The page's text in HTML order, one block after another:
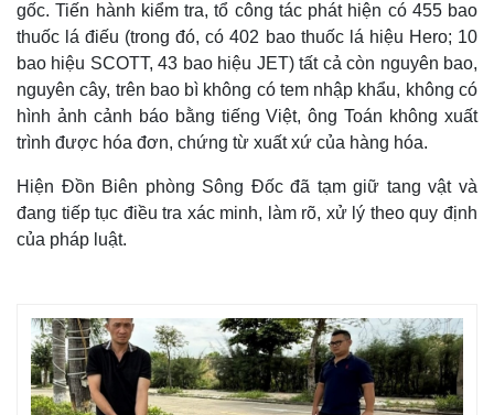
gốc. Tiến hành kiểm tra, tổ công tác phát hiện có 455 bao
thuốc lá điếu (trong đó, có 402 bao thuốc lá hiệu Hero; 10
bao hiệu SCOTT, 43 bao hiệu JET) tất cả còn nguyên bao,
nguyên cây, trên bao bì không có tem nhập khẩu, không có
hình ảnh cảnh báo bằng tiếng Việt, ông Toán không xuất
trình được hóa đơn, chứng từ xuất xứ của hàng hóa.
Hiện Đồn Biên phòng Sông Đốc đã tạm giữ tang vật và
đang tiếp tục điều tra xác minh, làm rõ, xử lý theo quy định
của pháp luật.